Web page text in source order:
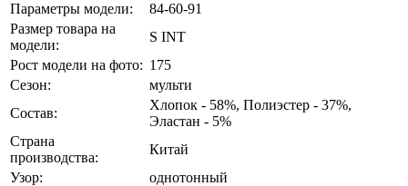
Параметры модели:
84-60-91
Размер товара на
модели:
S INT
Рост модели на фото: 175
Сезон:
мульти
Состав:
Хлопок - 58%, Полиэстер - 37%,
Эластан - 5%
Страна
производства:
Китай
Узор:
однотонный